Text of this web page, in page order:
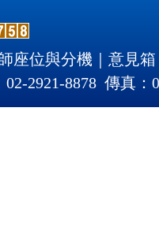
座位與分機
意見箱
2921-8878 傳真：